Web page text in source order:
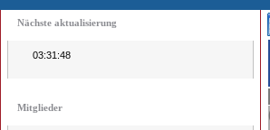
Nächste aktualisierung
03:31:48
Mitglieder